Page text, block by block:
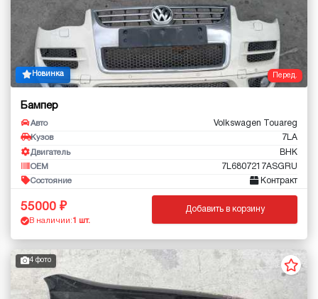
Перед.
Новинка
Бампер
Авто Volkswagen Touareg
Кузов 7LA
Двигатель BHK
OEM 7L6807217ASGRU
Состояние Контракт
55000
В наличии: 1 шт.
Добавить в корзину
4 фото